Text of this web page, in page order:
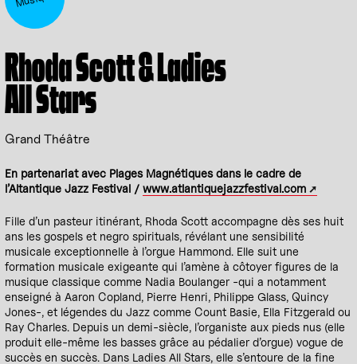
Rhoda Scott & Ladies
All Stars
Grand Théâtre
En partenariat avec Plages Magnétiques dans le cadre de
l’Altantique Jazz Festival /www.atlantiquejazzfestival.com
Fille d’un pasteur itinérant, Rhoda Scott accompagne dès ses huit
ans les gospels et negro spirituals, révélant une sensibilité
musicale exceptionnelle à l’orgue Hammond. Elle suit une
formation musicale exigeante qui l’amène à côtoyer figures de la
musique classique comme Nadia Boulanger -qui a notamment
enseigné à Aaron Copland, Pierre Henri, Philippe Glass, Quincy
Jones-, et légendes du Jazz comme Count Basie, Ella Fitzgerald ou
Ray Charles. Depuis un demi-siècle, l’organiste aux pieds nus (elle
produit elle-même les basses grâce au pédalier d’orgue) vogue de
succès en succès. Dans Ladies All Stars, elle s’entoure de la fine